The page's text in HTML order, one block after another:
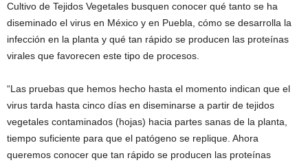
Cultivo de Tejidos Vegetales busquen conocer qué tanto se ha
diseminado el virus en México y en Puebla, cómo se desarrolla la
infección en la planta y qué tan rápido se producen las proteínas
virales que favorecen este tipo de procesos.
“Las pruebas que hemos hecho hasta el momento indican que el
virus tarda hasta cinco días en diseminarse a partir de tejidos
vegetales contaminados (hojas) hacia partes sanas de la planta,
tiempo suficiente para que el patógeno se replique. Ahora
queremos conocer que tan rápido se producen las proteínas